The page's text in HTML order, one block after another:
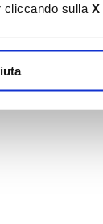
cliccando sulla X